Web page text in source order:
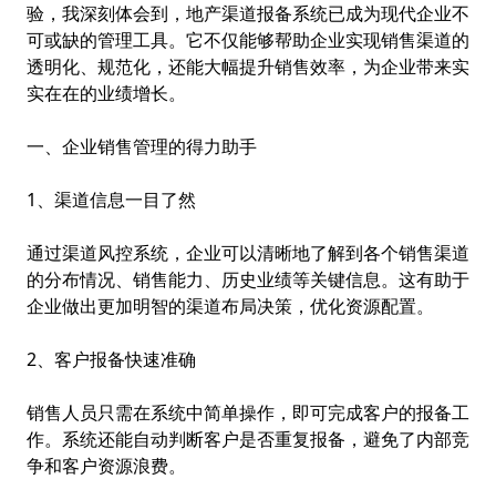
验，我深刻体会到，地产渠道报备系统已成为现代企业不
可或缺的管理工具。它不仅能够帮助企业实现销售渠道的
透明化、规范化，还能大幅提升销售效率，为企业带来实
实在在的业绩增长。
一、企业销售管理的得力助手
1、渠道信息一目了然
通过渠道风控系统，企业可以清晰地了解到各个销售渠道
的分布情况、销售能力、历史业绩等关键信息。这有助于
企业做出更加明智的渠道布局决策，优化资源配置。
2、客户报备快速准确
销售人员只需在系统中简单操作，即可完成客户的报备工
作。系统还能自动判断客户是否重复报备，避免了内部竞
争和客户资源浪费。